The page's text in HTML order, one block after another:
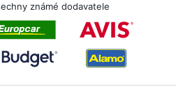
známé dodavatele